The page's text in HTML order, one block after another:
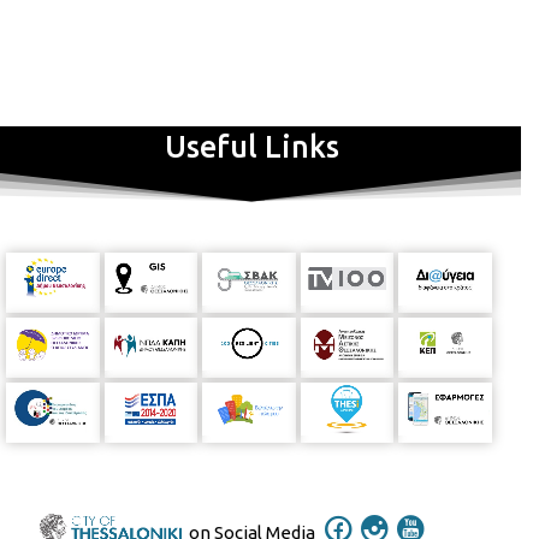
Mανταλάκια ξύλινα, Μαρκαδόρους ή ξυλομπογιές ή
κηρομπογιές, κόλλα, ψαλιδάκι Η Δράση θα πραγματοποιηθεί
Τρίτη 28/11/2017, 6.00μ.μ-7.00μ.μΑπευθύνεται σε παιδιά 4-8
Useful Links
on Social Media